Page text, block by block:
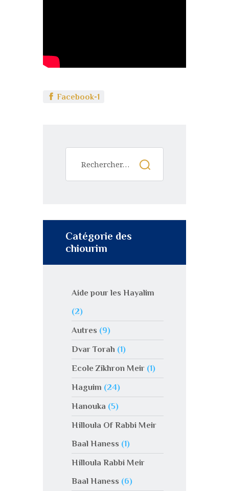
Facebook-1
Catégorie des
chiourim
Aide pour les Hayalim
(2)
Autres (9)
Dvar Torah (1)
Ecole Zikhron Meir(1)
Haguim (24)
Hanouka (5)
Hilloula Of Rabbi Meir
Baal Haness (1)
Hilloula Rabbi Meir
Baal Haness (6)